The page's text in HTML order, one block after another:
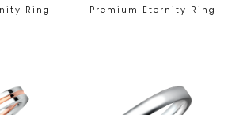
Ring Premium Eternity Ring